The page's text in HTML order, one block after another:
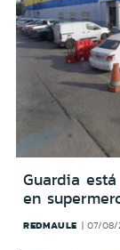
Guardia
en
REDMAULE 07/08/